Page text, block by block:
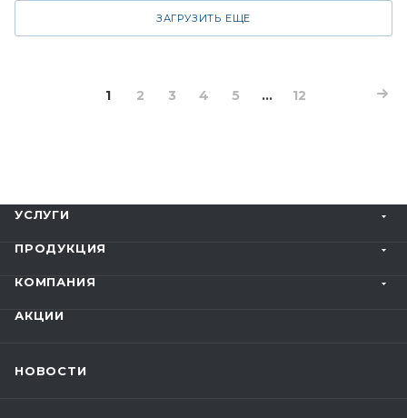
ЗАГРУЗИТЬ ЕЩЕ
1 2 3 4 5 ... 12
УСЛУГИ
ПРОДУКЦИЯ
КОМПАНИЯ
АКЦИИ
НОВОСТИ